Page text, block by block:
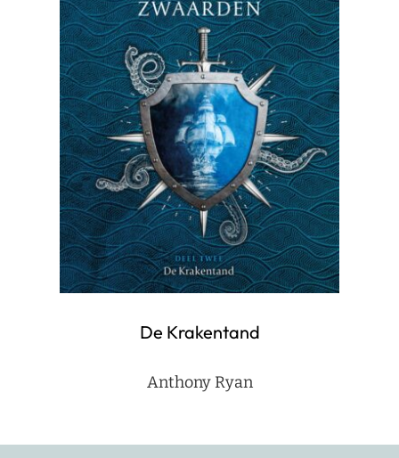
De Krakentand
Anthony Ryan